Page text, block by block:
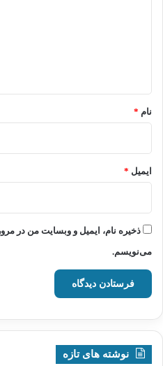
نام *
ایمیل *
ذخیره نام، ایمیل و وبسایت من در
می‌نویسم.
نوشته های تازه